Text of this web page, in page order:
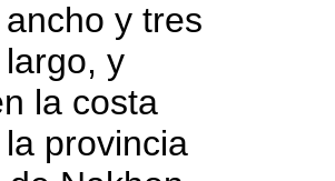
y tres
y
la costa
provincia